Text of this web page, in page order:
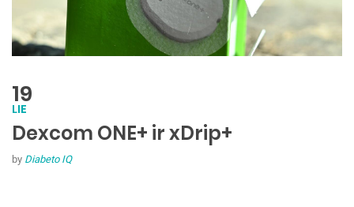
19
LIE
Dexcom ONE+ ir xDrip+
by Diabeto IQ